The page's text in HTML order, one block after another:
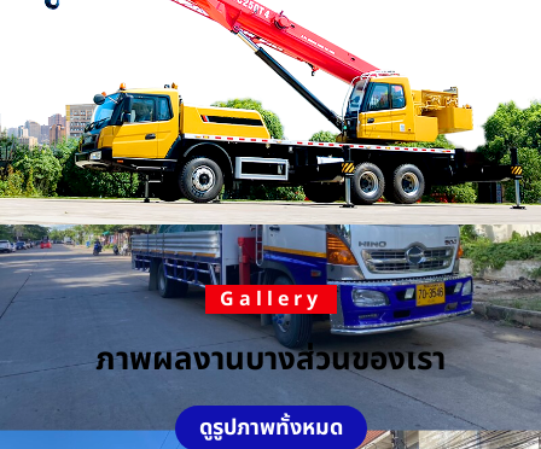
Gallery
ภาพผลงานบางส่วนของเรา
ดูรูปภาพทั้งหมด